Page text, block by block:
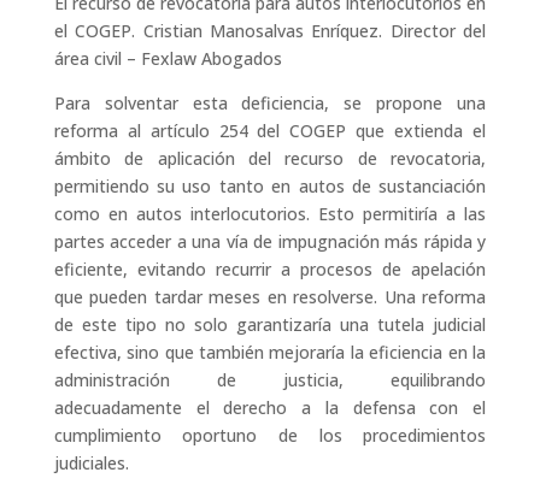
el COGEP. Cristian Manosalvas Enríquez. Director del
área civil – Fexlaw Abogados
Para solventar esta deficiencia, se propone una
reforma al artículo 254 del COGEP que extienda el
ámbito de aplicación del recurso de revocatoria,
permitiendo su uso tanto en autos de sustanciación
como en autos interlocutorios. Esto permitiría a las
partes acceder a una vía de impugnación más rápida y
eficiente, evitando recurrir a procesos de apelación
que pueden tardar meses en resolverse. Una reforma
de este tipo no solo garantizaría una tutela judicial
efectiva, sino que también mejoraría la eficiencia en la
administración de justicia, equilibrando
adecuadamente el derecho a la defensa con el
cumplimiento oportuno de los procedimientos
judiciales.